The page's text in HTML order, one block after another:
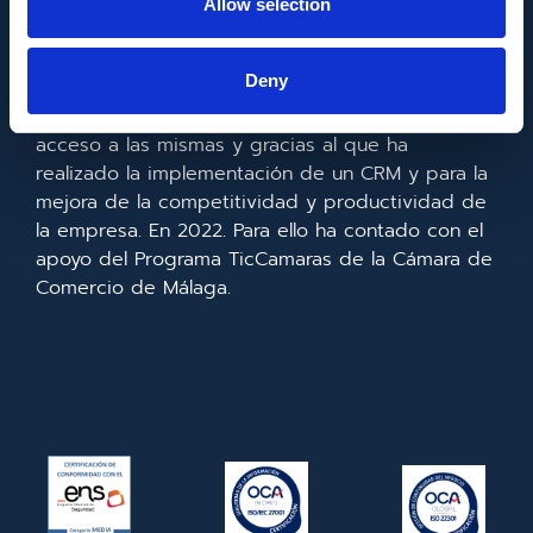
Allow selection
Deny
Metadata SL ha sido beneficiaria del Fondo
mejorar el uso y la calidad de las tecnologías de
la información y de las comunicaciones y el
acceso a las mismas y gracias al que ha
realizado la implementación de un CRM y para la
mejora de la competitividad y productividad de
la empresa. En 2022. Para ello ha contado con el
apoyo del Programa TicCamaras de la Cámara de
Comercio de Málaga.